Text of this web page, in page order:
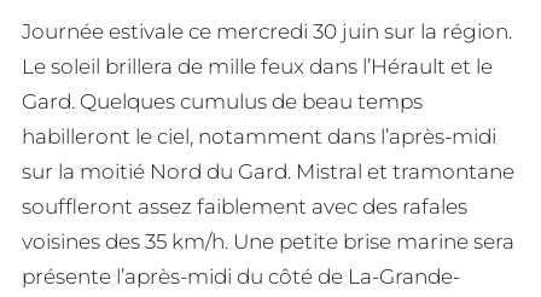
Journée estivale ce mercredi 30 juin sur la région.
Le soleil brillera de mille feux dans l’Hérault et le
Gard. Quelques cumulus de beau temps
habilleront le ciel, notamment dans l’après-midi
sur la moitié Nord du Gard. Mistral et tramontane
souffleront assez faiblement avec des rafales
voisines des 35 km/h. Une petite brise marine sera
présente l’après-midi du côté de La-Grande-